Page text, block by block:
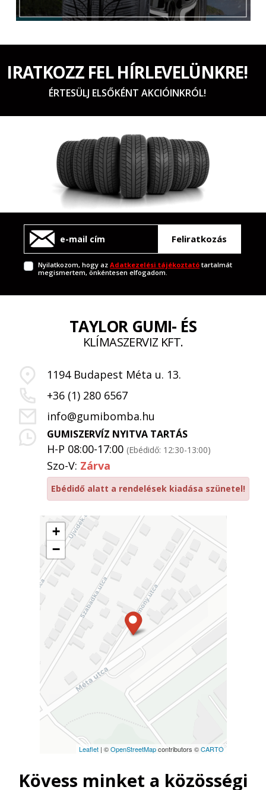
IRATKOZZ FEL HÍRLEVELÜNKRE!
ÉRTESÜLJ ELSŐKÉNT AKCIÓINKRÓL!
Feliratkozás
Nyilatkozom, hogy azAdatkezelési tájékoztató tartalmát
megismertem, önkéntesen elfogadom.
+
−
Leaflet| ©OpenStreetMapcontributors ©CARTO
TAYLOR GUMI- ÉS
KLÍMASZERVIZ KFT.
1194 Budapest Méta u. 13.
+36 (1) 280 6567
info@gumibomba.hu
GUMISZERVÍZ NYITVA TARTÁS
H-P 08:00-17:00 (Ebédidő: 12:30-13:00)
Szo-V: Zárva
Ebédidő alatt a rendelések kiadása szünetel!
Kövess minket a közösségi